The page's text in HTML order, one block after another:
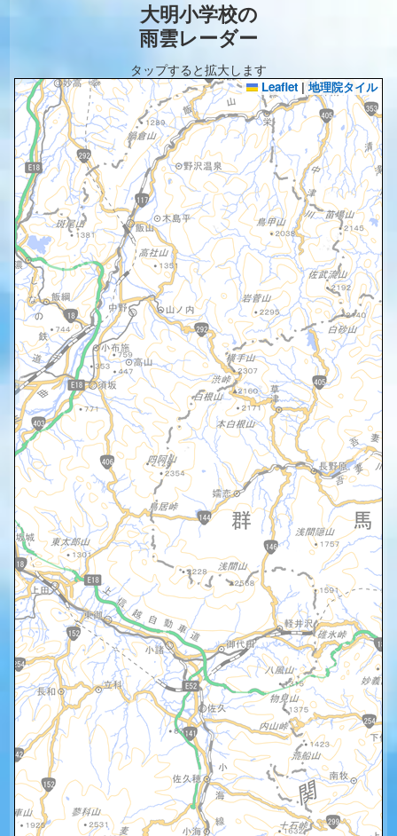
大明小学校の
雨雲レーダー
タップすると拡大します
Leaflet | 地理院タイル